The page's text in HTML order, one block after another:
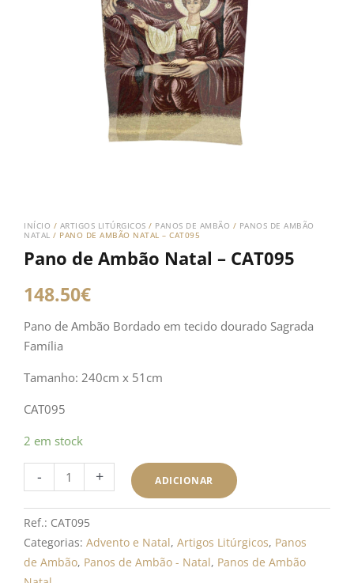
INÍCIO / ARTIGOS LITÚRGICOS / PANOS DE AMBÃO / PANOS DE AMBÃO
NATAL / PANO DE AMBÃO NATAL – CAT095
Pano de Ambão Natal – CAT095
148.50€
Pano de Ambão Bordado em tecido dourado Sagrada
Família
Tamanho: 240cm x 51cm
CAT095
2 em stock
-
Quantidade
de
Pano
Ambão
Natal
-
CAT095
+ ADICIONAR
Ref.: CAT095
Categorias: Advento e Natal , Artigos Litúrgicos, Panos
de Ambão, Panos de Ambão - Natal , Panos de Ambão